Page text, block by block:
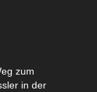
zum
in der